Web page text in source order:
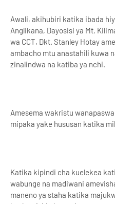
Awali, akihubiri katika ibada
Anglikana, Dayosisi ya Mt.
wa CCT, Dkt. Stanley Hotay
ambacho mtu anastahili kuwa
zinalindwa na katiba ya nchi.
Amesema wakristu
mipaka yake hususan katika
Katika kipindi cha kuelekea
wabunge na madiwani
maneno ya staha katika